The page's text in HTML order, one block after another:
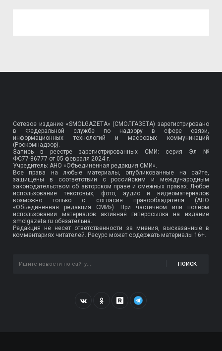
Сетевое издание «SMOLGAZETA» (СМОЛГАЗЕТА) зарегистрировано
в Федеральной службе по надзору в сфере связи,
информационных технологий и массовых коммуникаций
(Роскомнадзор).
Запись в реестре зарегистрированных СМИ: серия Эл №
ФС77-86777 от 05 февраля 2024 г.
Учредитель: АНО «Объединенная редакция СМИ».
Все права на любые материалы, опубликованные на сайте,
защищены в соответствии с российским и международным
законодательством об авторском праве и смежных правах. Любое
использование текстовых, фото, аудио и видеоматериалов
возможно только с согласия правообладателя (АНО
«Объединённая редакция СМИ»). При частичном или полном
использовании материалов активная гиперссылка на издание
smolgazeta.ru обязательна.
Редакция не несет ответственности за мнения, высказанные в
комментариях читателей. Ресурс может содержать материалы 16+.
ПОИСК